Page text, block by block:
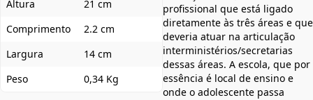
Altura
21 cm
Comprimento
2.2 cm
Largura
14 cm
Peso
0,34 Kg
profissional que está ligado
diretamente às três áreas e que
deveria atuar na articulação
interministérios/secretarias
dessas áreas. A escola, que por
essência é local de ensino e
onde o adolescente passa